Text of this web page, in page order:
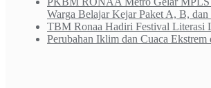
Warga Belajar Kejar Paket A, B, dan
TBM Ronaa Hadiri Festival Literasi
Perubahan Iklim dan Cuaca Ekstrem